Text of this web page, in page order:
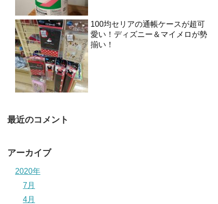
100均セリアの通帳ケースが超可
愛い！ディズニー＆マイメロが勢
揃い！
最近のコメント
アーカイブ
2020年
7月
4月